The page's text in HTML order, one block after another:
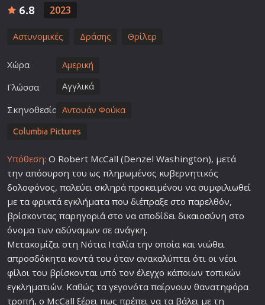
6.8 2023
Αστυνομικές Δράσης Θρίλερ
Χώρα Αμερική
Γλώσσα Αγγλικά
Σκηνοθεσία Αντουάν Φούκα
Columbia Pictures
Υπόθεση: Ο Robert McCall (Denzel Washington), μετά
την απόσυρση του ως πληρωμένος κυβερνητικός
δολοφόνος, παλεύει σκληρά προκειμένου να συμφιλιωθεί
με τα φρικτά εγκλήματα που διέπραξε στο παρελθόν,
βρίσκοντας παρηγοριά στο να αποδίδει δικαιοσύνη στο
όνομα των αδύναμων σε ανάγκη.
Μετακομίζει στη Νότια Ιταλία την οποία και νιώθει
απροσδόκητα κοντά του όταν ανακαλύπτει ότι οι νέοι
φίλοι του βρίσκονται υπό τον έλεγχο κάποιων τοπικών
εγκληματιών. Καθώς τα γεγονότα παίρνουν θανατηφόρα
τροπή, ο McCall ξέρει πως πρέπει να τα βάλει με τη